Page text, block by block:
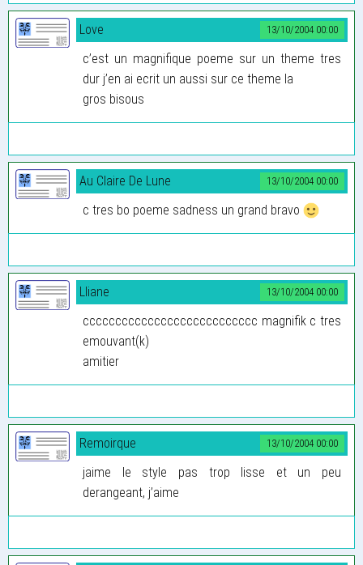
13/10/2004 00:00
Love
c’est un magnifique poeme sur un theme tres
dur j’en ai ecrit un aussi sur ce theme la
gros bisous
13/10/2004 00:00
Au Claire De Lune
c tres bo poeme sadness un grand bravo
13/10/2004 00:00
Lliane
ccccccccccccccccccccccccccc magnifik c tres
emouvant(k)
amitier
13/10/2004 00:00
Remoirque
jaime le style pas trop lisse et un peu
derangeant, j’aime